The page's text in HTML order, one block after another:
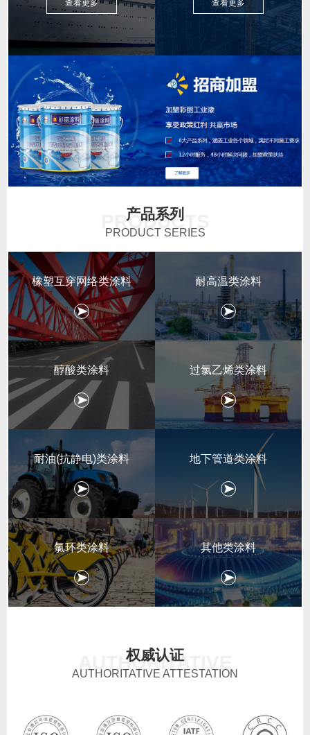
查看更多 查看更多
PRODUCTS
产品系列
PRODUCT SERIES
橡塑互穿网络类涂料 耐高温类涂料
醇酸类涂料 过氯乙烯类涂料
耐油(抗静电)类涂料 地下管道类涂料
氯环类涂料 其他类涂料
AUTHORITATIVE
权威认证
AUTHORITATIVE ATTESTATION